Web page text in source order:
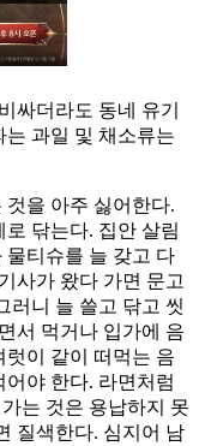
싸더라도 동네 유기
과일 및 채소류는
을 아주 싫어한다.
닦는다. 집안 살림
물티슈를 늘 갖고 다
사가 왔다 가면 문고
러니 늘 쓸고 닦고 씻
서 먹거나 입가에 음
이 같이 떠먹는 음
야 한다. 라면처럼
는 것은 용납하지 못
질색한다. 심지어 남